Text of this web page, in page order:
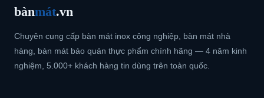
bànmát.vn
Chuyên cung cấp bàn mát inox công nghiệp, bàn mát nhà
hàng, bàn mát bảo quản thực phẩm chính hãng — 4 năm kinh
nghiệm, 5.000+ khách hàng tin dùng trên toàn quốc.